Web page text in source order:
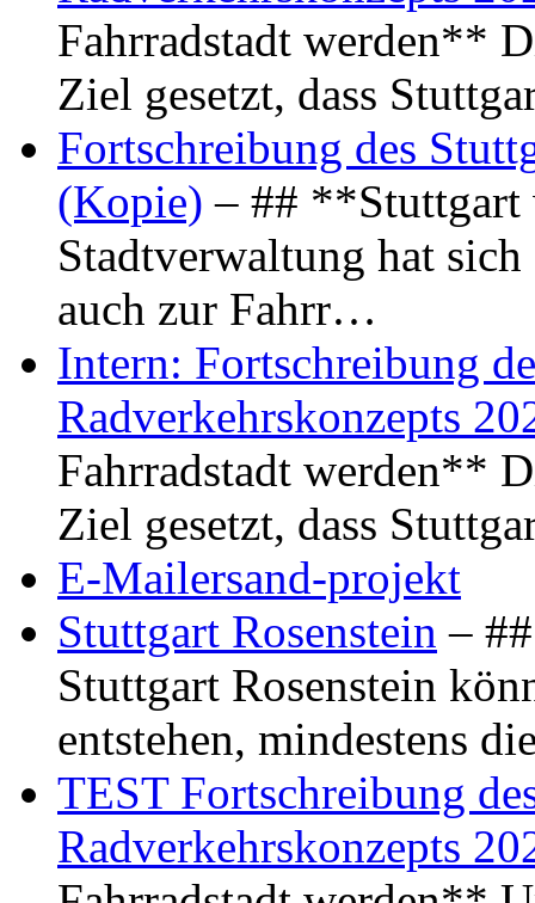
Fahrradstadt werden**
Ziel gesetzt, dass
Fortschreibung des
(Kopie) – ## **Stuttgart
Stadtverwaltung hat
auch zur Fahrr…
Intern: Fortschreibung
Radverkehrskonzepts
Fahrradstadt werden**
Ziel gesetzt, dass
E-Mailersand-projekt
Stuttgart Rosenstein –
Stuttgart Rosenstein
entstehen, mindestens
TEST Fortschreibung
Radverkehrskonzepts